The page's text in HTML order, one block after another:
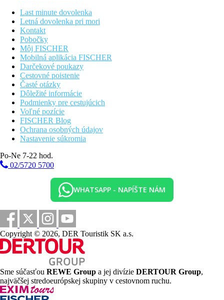
Last minute dovolenka
Letná dovolenka pri mori
Kontakt
Pobočky
Môj FISCHER
Mobilná aplikácia FISCHER
Darčekové poukazy
Cestovné poistenie
Časté otázky
Dôležité informácie
Podmienky pre cestujúcich
Voľné pozície
FISCHER Blog
Ochrana osobných údajov
Nastavenie súkromia
Po-Ne 7-22 hod.
02/5720 5700
WHATSAPP - NAPÍŠTE NÁM
Copyright © 2026, DER Touristik SK a.s.
Sme súčasťou REWE Group a jej divízie DERTOUR Group,
najväčšej stredoeurópskej skupiny v cestovnom ruchu.